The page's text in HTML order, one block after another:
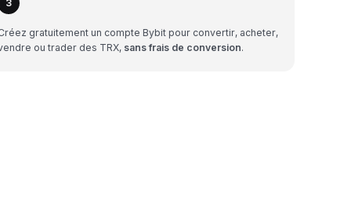
3
gratuitement un compte Bybit pour convertir, acheter,
ou trader des TRX, sans frais de conversion.